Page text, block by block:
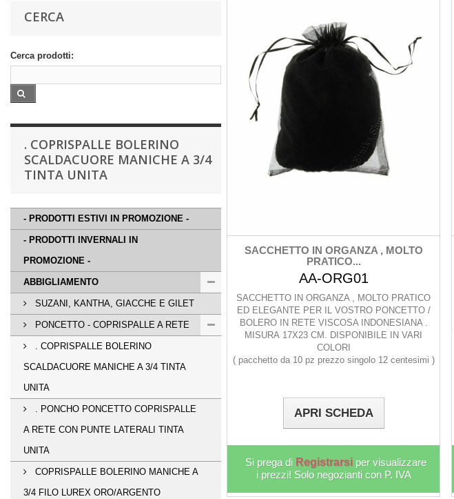
CERCA
Cerca prodotti:
. COPRISPALLE BOLERINO
SCALDACUORE MANICHE A 3/4
TINTA UNITA
- PRODOTTI ESTIVI IN PROMOZIONE -
- PRODOTTI INVERNALI IN
PROMOZIONE -
ABBIGLIAMENTO
SUZANI, KANTHA, GIACCHE E GILET
PONCETTO - COPRISPALLE A RETE
. COPRISPALLE BOLERINO
SCALDACUORE MANICHE A 3/4 TINTA
UNITA
. PONCHO PONCETTO COPRISPALLE
A RETE CON PUNTE LATERALI TINTA
UNITA
COPRISPALLE BOLERINO MANICHE A
3/4 FILO LUREX ORO/ARGENTO
SACCHETTO IN ORGANZA , MOLTO
PRATICO...
AA-ORG01
SACCHETTO IN ORGANZA , MOLTO PRATICO
ED ELEGANTE PER IL VOSTRO PONCETTO /
BOLERO IN RETE VISCOSA INDONESIANA .
MISURA 17X23 CM. DISPONIBILE IN VARI
COLORI
( pacchetto da 10 pz prezzo singolo 12 centesimi )
APRI SCHEDA
Si prega di Registrarsi per visualizzare
i prezzi! Solo negozianti con P. IVA